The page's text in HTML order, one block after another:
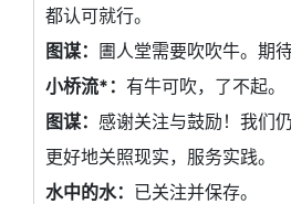
都认可就行。
图谋： 圕人堂需要吹吹牛。期
小桥流*： 有牛可吹，了不起。
图谋： 感谢关注与鼓励！我们
更好地关照现实，服务实践。
水中的水： 已关注并保存。